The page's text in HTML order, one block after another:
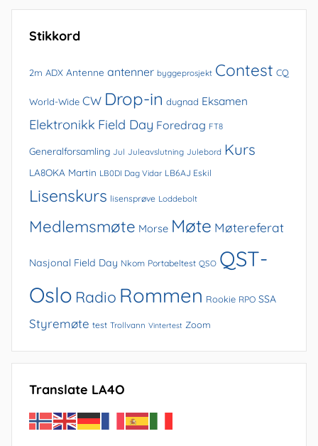
arkivet
Stikkord
2m ADX Antenne antenner byggeprosjekt Contest CQ
World-Wide CW Drop-in dugnad Eksamen
Elektronikk Field Day Foredrag FT8
Generalforsamling Jul Juleavslutning Julebord Kurs
LA8OKA Martin LB0DI Dag Vidar LB6AJ Eskil
Lisenskurs lisensprøve Loddebolt
Medlemsmøte Morse Møte Møtereferat
Nasjonal Field Day Nkom Portabeltest QSO QST-
Oslo Radio Rommen Rookie RPO SSA
Styremøte test Trollvann Vintertest Zoom
Translate LA4O